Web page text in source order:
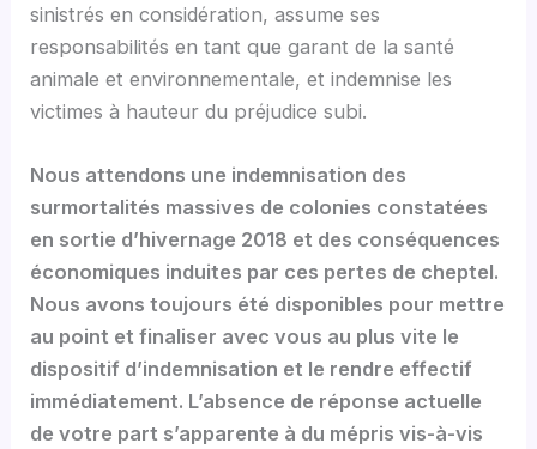
sinistrés en considération, assume ses
responsabilités en tant que garant de la santé
animale et environnementale, et indemnise les
victimes à hauteur du préjudice subi.
Nous attendons une indemnisation des
surmortalités massives de colonies constatées
en sortie d’hivernage 2018 et des conséquences
économiques induites par ces pertes de cheptel.
Nous avons toujours été disponibles pour mettre
au point et finaliser avec vous au plus vite le
dispositif d’indemnisation et le rendre effectif
immédiatement. L’absence de réponse actuelle
de votre part s’apparente à du mépris vis-à-vis